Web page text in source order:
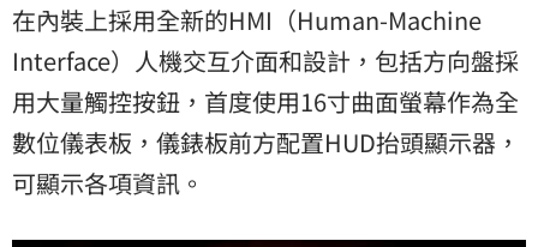
在內裝上採用全新的HMI（Human-Machine
Interface）人機交互介面和設計，包括方向盤採
用大量觸控按鈕，首度使用16寸曲面螢幕作為全
數位儀表板，儀錶板前方配置HUD抬頭顯示器，
可顯示各項資訊。